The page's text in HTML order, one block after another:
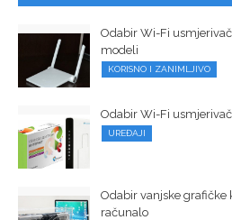
Odabir Wi-Fi
modeli
KORISNO I ZANIMLJIVO
Odabir Wi-Fi
UREĐAJI
Odabir vanjske grafičke
računalo